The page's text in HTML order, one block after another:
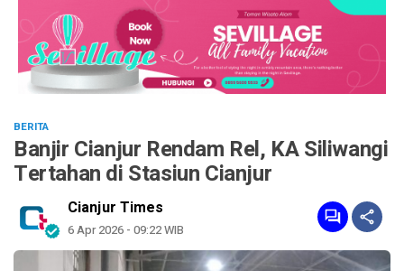
BERITA
Banjir Cianjur Rendam Rel, KA Siliwangi
Tertahan di Stasiun Cianjur
Cianjur Times
6 Apr 2026 - 09:22 WIB